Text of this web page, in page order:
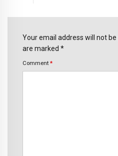
Your email address will not
are marked *
Comment *